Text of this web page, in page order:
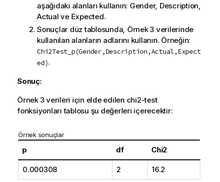
aşağıdaki alanları kullanın: Gender, Description,
Actual ve Expected.
Sonuçlar düz tablosunda, Örnek 3 verilerinde
kullanılan alanların adlarını kullanın. Örneğin:
Chi2Test_p(Gender,Description,Actual,Expect
ed).
Sonuç:
Örnek 3 verileri için elde edilen chi2-test
fonksiyonları tablosu şu değerleri içerecektir:
Örnek sonuçlar
p df Chi2
0.000308 2 16.2